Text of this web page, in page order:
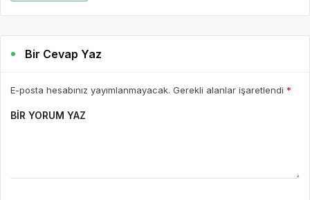
Bir Cevap Yaz
E-posta hesabınız yayımlanmayacak. Gerekli alanlar işaretlendi *
BIR YORUM YAZ